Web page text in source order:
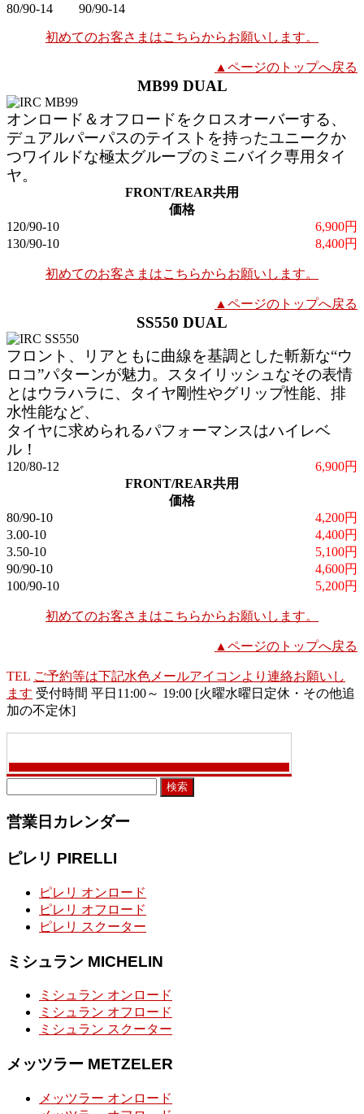
80/90-14
90/90-14
初めてのお客さまはこちらからお願いします。
▲ページのトップへ戻る
MB99 DUAL
オンロード＆オフロードをクロスオーバーする、
デュアルパーパスのテイストを持ったユニークか
つワイルドな極太グルーブのミニバイク専用タイ
ヤ。
FRONT/REAR共用
価格
120/90-10
6,900円
130/90-10
8,400円
初めてのお客さまはこちらからお願いします。
▲ページのトップへ戻る
SS550 DUAL
フロント、リアともに曲線を基調とした斬新な“ウ
ロコ”パターンが魅力。スタイリッシュなその表情
とはウラハラに、タイヤ剛性やグリップ性能、排
水性能など、
タイヤに求められるパフォーマンスはハイレベ
ル！
120/80-12
6,900円
FRONT/REAR共用
価格
80/90-10
4,200円
3.00-10
4,400円
3.50-10
5,100円
90/90-10
4,600円
100/90-10
5,200円
初めてのお客さまはこちらからお願いします。
▲ページのトップへ戻る
TEL ご予約等は下記水色メールアイコンより連絡お願いし
ます 受付時間 平日11:00～ 19:00 [火曜水曜日定休・その他追
加の不定休]
営業日カレンダー
ピレリ PIRELLI
ピレリ オンロード
ピレリ オフロード
ピレリ スクーター
ミシュラン MICHELIN
ミシュラン オンロード
ミシュラン オフロード
ミシュラン スクーター
メッツラー METZELER
メッツラー オンロード